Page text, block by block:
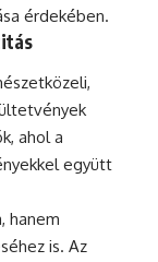
érdekében.
ahol a
együtt
hanem
is. Az